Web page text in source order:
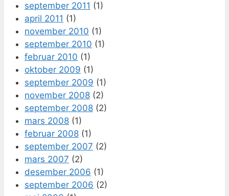
september 2011 (1)
april 2011 (1)
november 2010 (1)
september 2010 (1)
februar 2010 (1)
oktober 2009 (1)
september 2009 (1)
november 2008 (2)
september 2008 (2)
mars 2008 (1)
februar 2008 (1)
september 2007 (2)
mars 2007 (2)
desember 2006 (1)
september 2006 (2)